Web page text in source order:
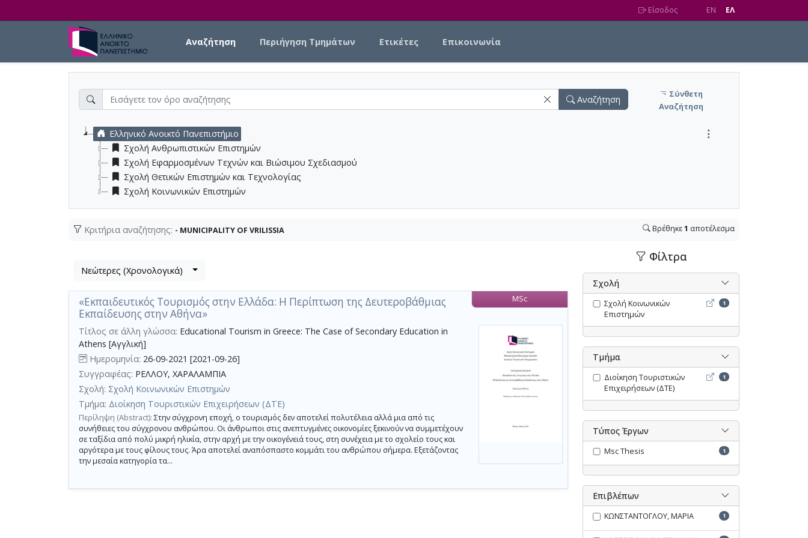
Είσοδος EN EΛ
Αναζήτηση Περιήγηση Τμημάτων Ετικέτες Επικοινωνία
Αναζήτηση
Σύνθετη
Αναζήτηση
Ελληνικό Ανοικτό Πανεπιστήμιο
Σχολή Ανθρωπιστικών Επιστημών
Σχολή Εφαρμοσμένων Τεχνών και Βιώσιμου Σχεδιασμού
Σχολή Θετικών Επιστημών και Τεχνολογίας
Σχολή Κοινωνικών Επιστημών
Κριτήρια αναζήτησης: - MUNICIPALITY OF VRILISSIA Βρέθηκε1 αποτέλεσμα
Βρέθηκε
αποτέλεσμα
,
σύνολο
σελίδων
1.
Εφαρμοζόμενα
κριτήρια
αναζήτησης:
-
MUNICIPALITY
OF
VRILISSIA
Ακύρωση
των
κριτηρίων
αναζήτησης
αποτελεσμάτων
Λίστα
τα
αποτελέσματα
αναζήτησης:
Νεώτερες (Χρονολογικά)
«Εκπαιδευτικός Τουρισμός στην Ελλάδα: Η Περίπτωση της Δευτεροβάθμιας
Εκπαίδευσης στην Αθήνα»
MSc
Τίτλος σε άλλη γλώσσα: Educational Tourism in Greece: The Case of Secondary Education in
Athens [Αγγλική]
Ημερομηνία: 26-09-2021 [2021-09-26]
Συγγραφέας: ΡΕΛΛΟΥ, ΧΑΡΑΛΑΜΠΙΑ
Σχολή: Σχολή Κοινωνικών Επιστημών
Τμήμα: Διοίκηση Τουριστικών Επιχειρήσεων (ΔΤΕ)
Περίληψη (Abstract): Στην σύγχρονη εποχή, ο τουρισμός δεν αποτελεί πολυτέλεια αλλά μια από τις
συνήθειες του σύγχρονου ανθρώπου. Οι άνθρωποι στις ανεπτυγμένες οικονομίες ξεκινούν να συμμετέχουν
σε ταξίδια από πολύ μικρή ηλικία, στην αρχή με την οικογένειά τους, στη συνέχεια με το σχολείο τους και
αργότερα με τους φίλους τους. Άρα αποτελεί αναπόσπαστο κομμάτι του ανθρώπου σήμερα. Εξετάζοντας
την μεσαία κατηγορία τα...
Φίλτρα
Σχολή
Σχολή Κοινωνικών
Επιστημών
Σχολή Κοινωνικών
1
Τμήμα
Διοίκηση Τουριστικών
Επιχειρήσεων (ΔΤΕ)
Διοίκηση Τουριστικών
1
Τύπος Έργων
Msc Thesis 1
Επιβλέπων
ΚΩΝΣΤΑΝΤΟΓΛΟΥ, ΜΑΡΙΑ 1